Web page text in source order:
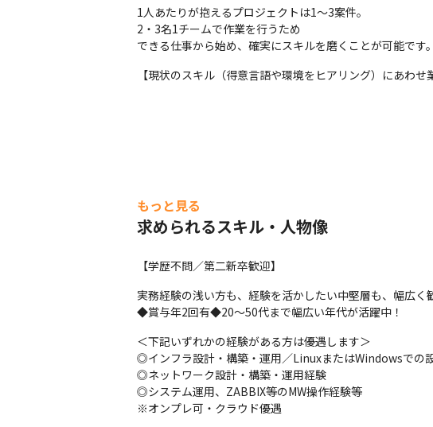
1人あたりが抱えるプロジェクトは1～3案件。
2・3名1チームで作業を行うため
できる仕事から始め、確実にスキルを磨くことが可能です。
【現状のスキル（得意言語や環境をヒアリング）にあわせ
もっと見る
求められるスキル・人物像
【学歴不問／第二新卒歓迎】
実務経験の浅い方も、経験を活かしたい中堅層も、幅広く
◆賞与年2回有◆20～50代まで幅広い年代が活躍中！
＜下記いずれかの経験がある方は優遇します＞
◎インフラ設計・構築・運用／LinuxまたはWindowsでの
◎ネットワーク設計・構築・運用経験
◎システム運用、ZABBIX等のMW操作経験等
※オンプレ可・クラウド優遇